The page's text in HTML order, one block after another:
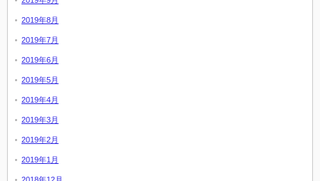
2019年8月
2019年7月
2019年6月
2019年5月
2019年4月
2019年3月
2019年2月
2019年1月